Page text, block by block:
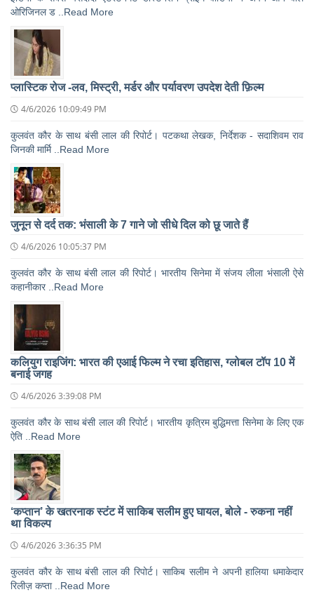
ओरिजिनल ड ..Read More
प्लास्टिक रोज -लव, मिस्ट्री, मर्डर और पर्यावरण उपदेश देती फ़िल्म
4/6/2026 10:09:49 PM
कुलवंत कौर के साथ बंसी लाल की रिपोर्ट। पटकथा लेखक, निर्देशक - सदाशिवम राव
जिनकी मार्मि ..Read More
जुनून से दर्द तक: भंसाली के 7 गाने जो सीधे दिल को छू जाते हैं
4/6/2026 10:05:37 PM
कुलवंत कौर के साथ बंसी लाल की रिपोर्ट। भारतीय सिनेमा में संजय लीला भंसाली ऐसे
कहानीकार ..Read More
कलियुग राइजिंग: भारत की एआई फिल्म ने रचा इतिहास, ग्लोबल टॉप 10 में
बनाई जगह
4/6/2026 3:39:08 PM
कुलवंत कौर के साथ बंसी लाल की रिपोर्ट। भारतीय कृत्रिम बुद्धिमत्ता सिनेमा के लिए एक
ऐति ..Read More
‘कप्तान’ के खतरनाक स्टंट में साकिब सलीम हुए घायल, बोले - रुकना नहीं
था विकल्प
4/6/2026 3:36:35 PM
कुलवंत कौर के साथ बंसी लाल की रिपोर्ट। साकिब सलीम ने अपनी हालिया धमाकेदार
रिलीज़ कप्ता ..Read More